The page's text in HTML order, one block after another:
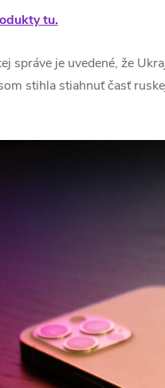
tu.
správe je uvedené, že
stihla stiahnuť časť